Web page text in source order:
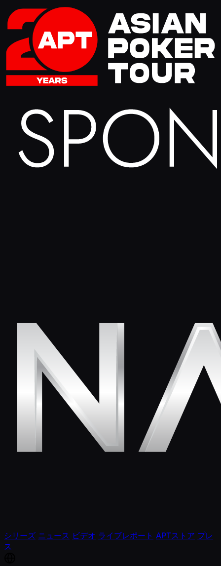
シリーズ ニュース ビデオ ライブレポート APTストア プレ
ス